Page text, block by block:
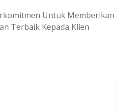
Untuk Memberikan
Terbaik Kepada Klien